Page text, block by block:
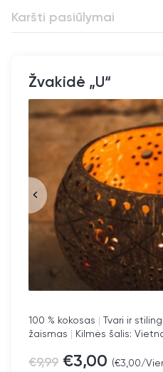
Karšti pasiūlymai
Žvakidė „U“
100 % kokosas | Tvari ir
žaismas | Kilmės šalis:
€9,99 €3,00 (€3,00/